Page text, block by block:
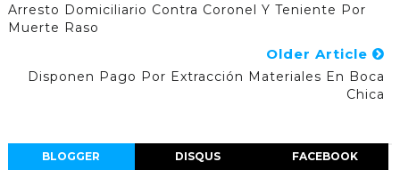
Arresto Domiciliario Contra Coronel Y Teniente Por
Muerte Raso
Older Article
Disponen Pago Por Extracción Materiales En Boca
Chica
BLOGGER DISQUS FACEBOOK